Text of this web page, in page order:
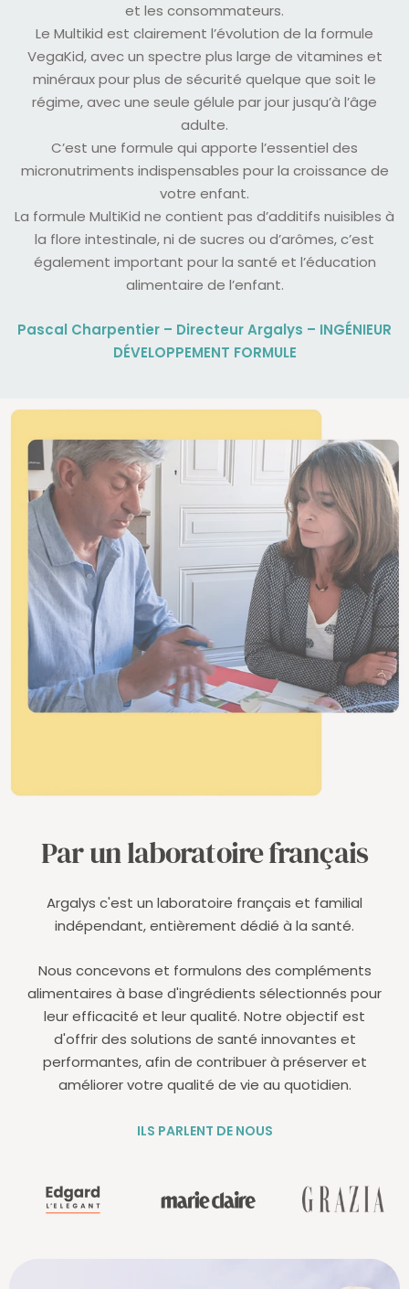
et les consommateurs.
Le Multikid est clairement l’évolution de la formule
VegaKid, avec un spectre plus large de vitamines et
minéraux pour plus de sécurité quelque que soit le
régime, avec une seule gélule par jour jusqu’à l’âge
adulte.
C’est une formule qui apporte l’essentiel des
micronutriments indispensables pour la croissance de
votre enfant.
La formule MultiKid ne contient pas d’additifs nuisibles à
la flore intestinale, ni de sucres ou d’arômes, c’est
également important pour la santé et l’éducation
alimentaire de l’enfant.
Pascal Charpentier – Directeur Argalys – INGÉNIEUR
DÉVELOPPEMENT FORMULE
Par un laboratoire français
Argalys c'est un laboratoire français et familial
indépendant, entièrement dédié à la santé.
Nous concevons et formulons des compléments
alimentaires à base d'ingrédients sélectionnés pour
leur efficacité et leur qualité. Notre objectif est
d'offrir des solutions de santé innovantes et
performantes, afin de contribuer à préserver et
améliorer votre qualité de vie au quotidien.
ILS PARLENT DE NOUS